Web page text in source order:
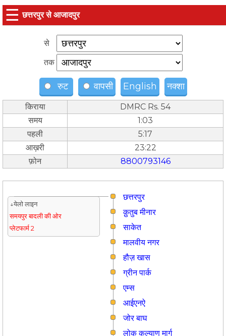
☰ छत्तरपुर से आजादपुर
से
तक
रुट वापसी English नक्शा
किराया
DMRC Rs. 54
समय
1:03
पहली
5:17
आख़री
23:22
फ़ोन
8800793146
छत्तरपुर
↓येलो लाइन
समयपुर बादली की ओर
प्लेटफार्म 2
क़ुतुब मीनार
साकेत
मालवीय नगर
हौज़ खास
ग्रीन पार्क
एम्स
आईएनऐ
जोर बाघ
लोक कल्याण मार्ग